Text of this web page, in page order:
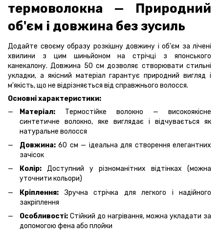
термоволокна — Природний
об'єм і довжина без зусиль
Додайте своєму образу розкішну довжину і об’єм за лічені
хвилини з цим шиньйоном на стрічці з японського
канекалону. Довжина 50 см дозволяє створювати стильні
укладки, а якісний матеріал гарантує природний вигляд і
м'якість, що не відрізняється від справжнього волосся.
Основні характеристики:
Матеріал: Термостійке волокно — високоякісне
синтетичне волокно, яке виглядає і відчувається як
натуральне волосся
Довжина: 60 см — ідеальна для створення елегантних
зачісок
Колір: Доступний у різноманітних відтінках (можна
уточнити кольори)
Кріплення: Зручна стрічка для легкого і надійного
закріплення
Особливості: Стійкий до нагрівання, можна укладати за
допомогою фена або плойки